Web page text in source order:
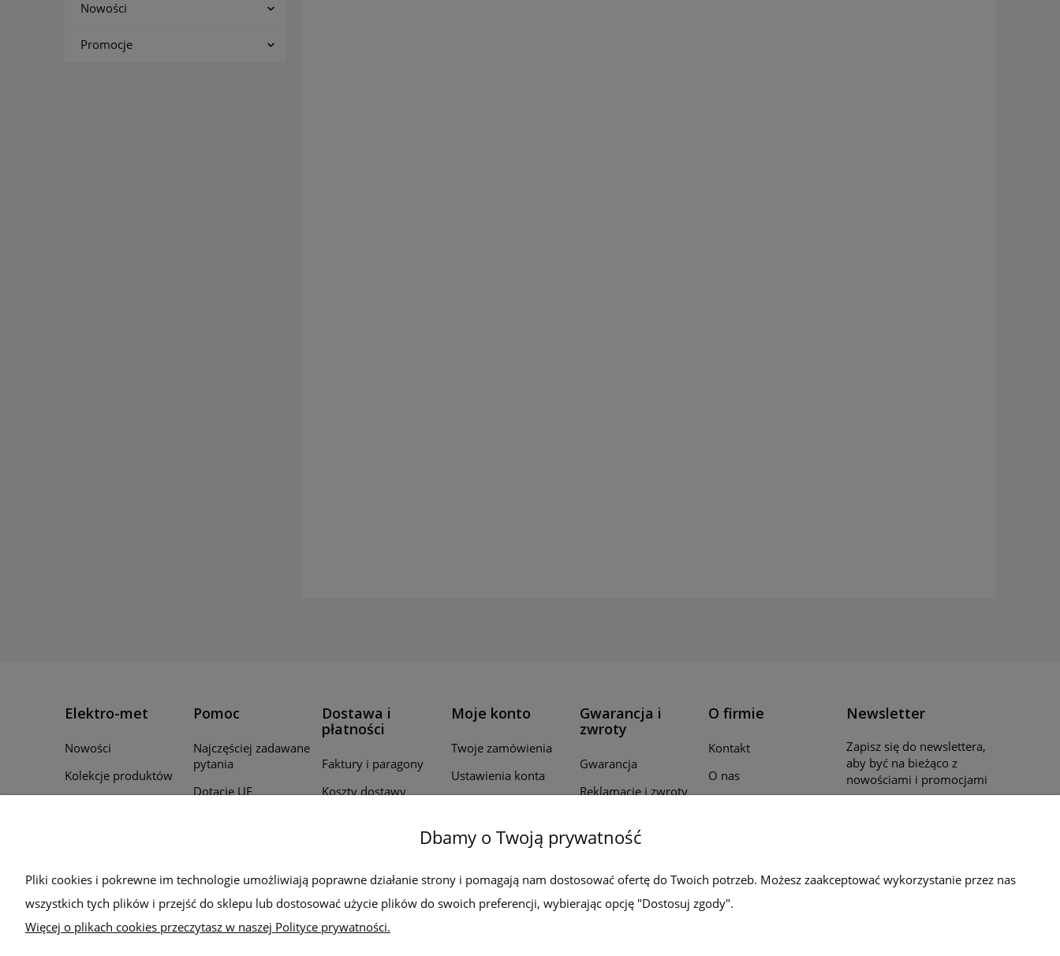
Nowości
Promocje
Elektro-met
Nowości
Kolekcje produktów
Pomoc
Najczęściej zadawane
pytania
Dotacje UE
Bezpieczeństwo
Dostawa i
płatności
Faktury i paragony
Koszty dostawy
Moje konto
Twoje zamówienia
Ustawienia konta
Gwarancja i
zwroty
Gwarancja
Reklamacje i zwroty
O firmie
Kontakt
O nas
Newsletter
Zapisz się do newslettera,
aby być na bieżąco z
nowościami i promocjami
Dbamy o Twoją prywatność
Pliki cookies i pokrewne im technologie umożliwiają poprawne działanie strony i pomagają nam dostosować ofertę do Twoich potrzeb. Możesz zaakceptować wykorzystanie przez nas
wszystkich tych plików i przejść do sklepu lub dostosować użycie plików do swoich preferencji, wybierając opcję "Dostosuj zgody".
Więcej o plikach cookies przeczytasz w naszej Polityce prywatności.